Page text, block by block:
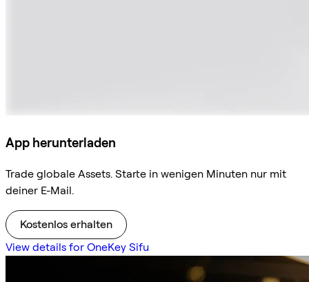
App herunterladen
Trade globale Assets. Starte in wenigen Minuten nur mit
deiner E-Mail.
Kostenlos erhalten
View details for OneKey Sifu